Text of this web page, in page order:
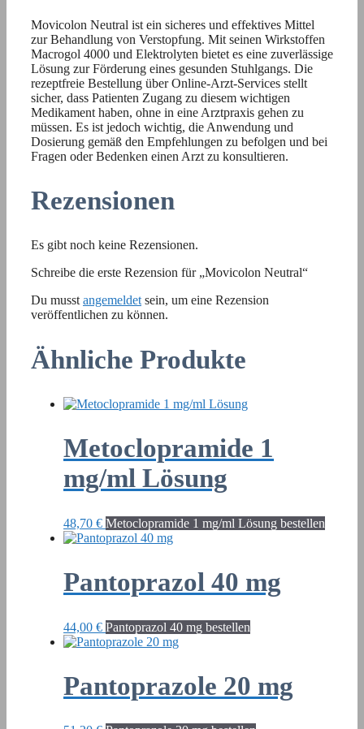
Movicolon Neutral ist ein sicheres und effektives Mittel
zur Behandlung von Verstopfung. Mit seinen Wirkstoffen
Macrogol 4000 und Elektrolyten bietet es eine zuverlässige
Lösung zur Förderung eines gesunden Stuhlgangs. Die
rezeptfreie Bestellung über Online-Arzt-Services stellt
sicher, dass Patienten Zugang zu diesem wichtigen
Medikament haben, ohne in eine Arztpraxis gehen zu
müssen. Es ist jedoch wichtig, die Anwendung und
Dosierung gemäß den Empfehlungen zu befolgen und bei
Fragen oder Bedenken einen Arzt zu konsultieren.
Rezensionen
Es gibt noch keine Rezensionen.
Schreibe die erste Rezension für „Movicolon Neutral“
Du musst angemeldet sein, um eine Rezension
veröffentlichen zu können.
Ähnliche Produkte
Metoclopramide 1
mg/ml Lösung
48,70 € Metoclopramide 1 mg/ml Lösung bestellen
Pantoprazol 40 mg
44,00 € Pantoprazol 40 mg bestellen
Pantoprazole 20 mg